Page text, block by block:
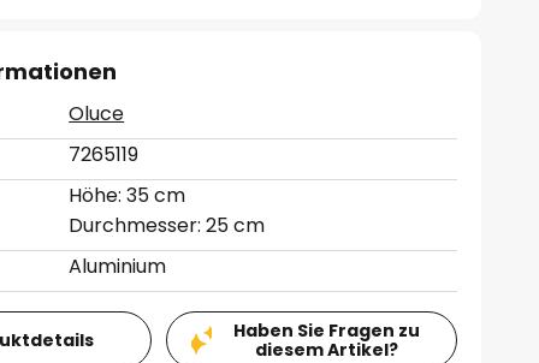
Oluce
7265119
Höhe: 35 cm
Durchmesser: 25 cm
Aluminium
Haben Sie Fragen zu
diesem Artikel?